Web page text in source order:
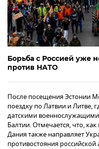
Борьба с Россией уже
против НАТО
После посещения Эстонии
поездку по Латвии и Литве,
датскими
Балтии. Отмечается, что,
Дания также направляет
противостояния российской